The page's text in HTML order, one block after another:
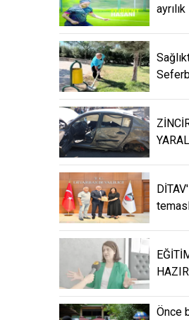
Önce